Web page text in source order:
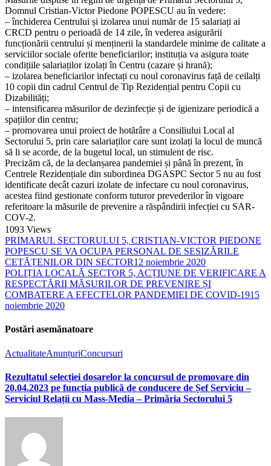
Domnul Cristian-Victor Piedone POPESCU au în vedere:
– închiderea Centrului și izolarea unui număr de 15 salariați ai
CRCD pentru o perioadă de 14 zile, în vederea asigurării
funcționării centrului și menținerii la standardele minime de calitate a
serviciilor sociale oferite beneficiarilor; instituția va asigura toate
condițiile salariaților izolați în Centru (cazare și hrană);
– izolarea beneficiarilor infectați cu noul coronavirus față de ceilalți
10 copii din cadrul Centrul de Tip Rezidențial pentru Copii cu
Dizabilități;
– intensificarea măsurilor de dezinfecție și de igienizare periodică a
spațiilor din centru;
– promovarea unui proiect de hotărâre a Consiliului Local al
Sectorului 5, prin care salariaților care sunt izolați la locul de muncă
să li se acorde, de la bugetul local, un stimulent de risc.
Precizăm că, de la declanșarea pandemiei și până în prezent, în
Centrele Rezidențiale din subordinea DGASPC Sector 5 nu au fost
identificate decât cazuri izolate de infectare cu noul coronavirus,
acestea fiind gestionate conform tuturor prevederilor în vigoare
referitoare la măsurile de prevenire a răspândirii infecției cu SAR-
COV-2.
1093 Views
PRIMARUL SECTORULUI 5, CRISTIAN-VICTOR PIEDONE
POPESCU SE VA OCUPA PERSONAL DE SESIZĂRILE
CETĂȚENILOR DIN SECTOR12 noiembrie 2020
POLIȚIA LOCALĂ SECTOR 5, ACȚIUNE DE VERIFICARE A
RESPECTĂRII MĂSURILOR DE PREVENIRE ȘI
COMBATERE A EFECTELOR PANDEMIEI DE COVID-1915
noiembrie 2020
Postări asemănatoare
ActualitateAnunțuriConcursuri
Rezultatul selecției dosarelor la concursul de promovare din
20.04.2023 pe funcția publică de conducere de Șef Serviciu –
Serviciul Relații cu Mass-Media – Primăria Sectorului 5